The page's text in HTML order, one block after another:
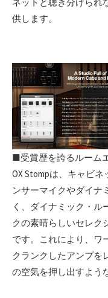
ネットと聴き分けられ
供します。
■受賞歴を誇るルーム
OX Stompは、キャビ
ンサーマイクやダイナ
く、ダイナミック・ル
クの素晴らしいセレク
です。これにより、ワ
クランクしたアンプを
の空気を押し出すよう